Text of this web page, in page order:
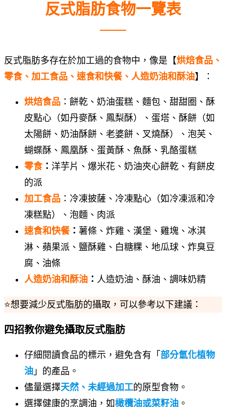
反式脂肪食物一覽表
反式脂肪多存在於加工過的食物中，像是【烘焙食品、
零食、加工食品、速食和快餐、人造奶油和酥油】：
烘焙食品 ：餅乾、奶油蛋糕、麵包、甜甜圈、酥
皮點心（如丹麥酥、鳳梨酥）、蛋塔、酥餅（如
太陽餅、奶油酥餅、老婆餅、叉燒酥）、泡芙、
蝴蝶酥、鳳凰酥、蛋黃酥、魚酥、乳酪蛋糕
零食： 洋芋片、爆米花、奶油夾心餅乾、有餅皮
的派
加工食品 ：冷凍披薩、冷凍點心（如冷凍派和冷
凍糕點）、泡麵、肉派
速食和快餐： 薯條、炸雞、漢堡、雞塊、冰淇
淋、蘋果派、鹽酥雞、白糖粿、地瓜球、炸臭豆
腐、油條
人造奶油和酥油 ： 人造奶油、酥油、調味奶精
⭐想要減少反式脂肪的攝取，可以參考以下建議：
四招教你避免攝取反式脂肪
仔細閱讀食品的標示，避免含有「 部分氫化植物
油 」的產品。
儘量選擇天然、未經過加工的原型食物。
選擇健康的烹調油，如橄欖油或菜籽油 。